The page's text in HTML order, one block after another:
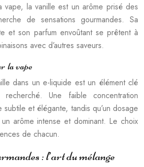
vape, la vanille est un arôme prisé des
de sensations gourmandes. Sa
et son parfum envoûtant se prêtent à
avec d’autres saveurs.
la vape
dans un e-liquide est un élément clé
Une faible concentration
et élégante, tandis qu’un dosage
arôme intense et dominant. Le choix
de chacun.
: l’art du mélange